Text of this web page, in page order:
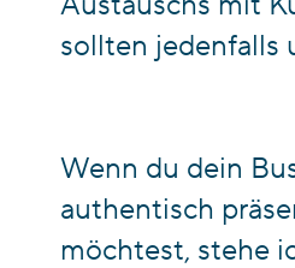
sollten jedenfalls
Wenn du dein
authentisch
möchtest, stehe